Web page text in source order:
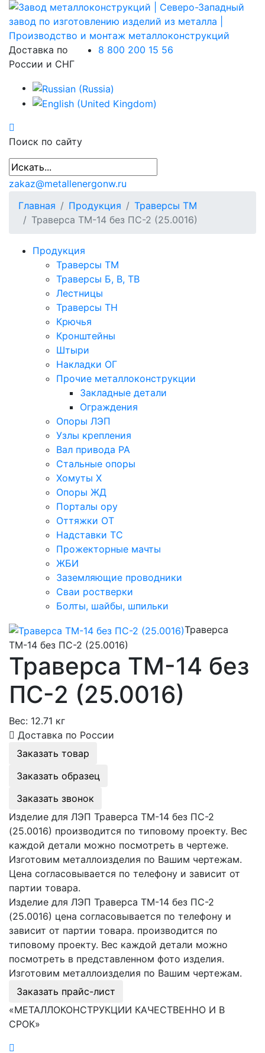
Доставка по
России и СНГ
8 800 200 15 56
Поиск по сайту
zakaz@metallenergonw.ru
Главная
Продукция
Траверсы ТМ
Траверса ТМ-14 без ПС-2 (25.0016)
Продукция
Траверсы ТМ
Траверсы Б, В, ТВ
Лестницы
Траверсы ТН
Крючья
Кронштейны
Штыри
Накладки ОГ
Прочие металлоконструкции
Закладные детали
Ограждения
Опоры ЛЭП
Узлы крепления
Вал привода РА
Стальные опоры
Хомуты Х
Опоры ЖД
Порталы ору
Оттяжки ОТ
Надставки ТС
Прожекторные мачты
ЖБИ
Заземляющие проводники
Сваи ростверки
Болты, шайбы, шпильки
Траверса
ТМ-14 без ПС-2 (25.0016)
Траверса ТМ-14 без
ПС-2 (25.0016)
Вес: 12.71 кг
Доставка по России
Заказать товар
Заказать образец
Заказать звонок
Изделие для ЛЭП Траверса ТМ-14 без ПС-2
(25.0016) производится по типовому проекту. Вес
каждой детали можно посмотреть в чертеже.
Изготовим металлоизделия по Вашим чертежам.
Цена согласовывается по телефону и зависит от
партии товара.
Изделие для ЛЭП Траверса ТМ-14 без ПС-2
(25.0016) цена согласовывается по телефону и
зависит от партии товара. производится по
типовому проекту. Вес каждой детали можно
посмотреть в представленном фото изделия.
Изготовим металлоизделия по Вашим чертежам.
Заказать прайс-лист
«МЕТАЛЛОКОНСТРУКЦИИ КАЧЕСТВЕННО И В
СРОК»